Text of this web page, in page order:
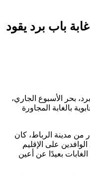
باب برد يقود
الأسبوع الجاري،
المجاورة
مدينة الرباط، كان
على الإقليم
بعيدًا عن أعين